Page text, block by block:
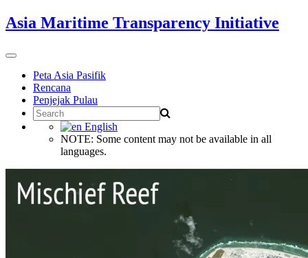
Skip
to
Asia Maritime Transparency Initiative
Toggle
navigationPeta Asia Pasifik
Rencana
Penjejak Pulau
Search
for:
English
NOTE: Some content may not be available in all
languages.